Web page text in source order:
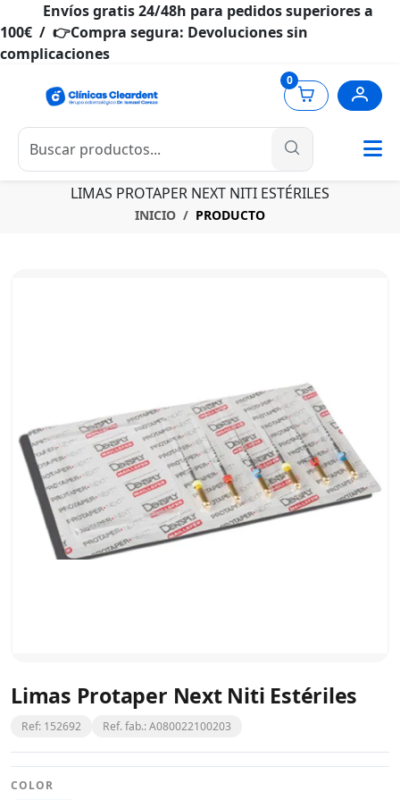
Envíos gratis 24/48h para pedidos superiores a
100€ / 👉Compra segura: Devoluciones sin
complicaciones
0
LIMAS PROTAPER NEXT NITI ESTÉRILES
INICIO PRODUCTO
Limas Protaper Next Niti Estériles
Ref: 152692 Ref. fab.: A080022100203
COLOR